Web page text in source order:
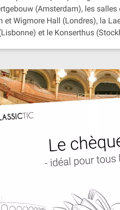
(Amsterdam), les
Wigmore Hall (Londres), la
et le Konserthus